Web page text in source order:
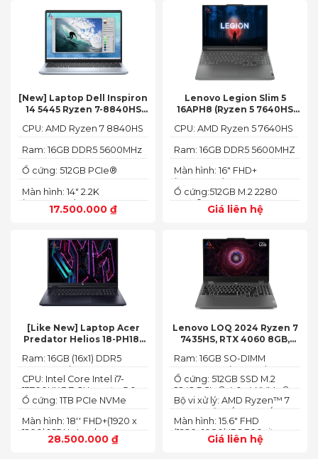
[New] Laptop Dell Inspiron
14 5445 Ryzen 7-8840HS
Radeon 780M Màn 14inch
17.500.000 ₫
Màn hình: 14" 2.2K
(2240X1400)
Ổ cứng: 512GB PCIe®
Ram: 16GB DDR5 5600MHz
CPU: AMD Ryzen 7 8840HS
Lenovo Legion Slim 5
16APH8 (Ryzen 5 7640HS
4060 16″ FHD+ 144Hz)
Giá liên hệ
Ổ cứng:512GB M.2 2280
PCIe® 4.0 x4 SSD
Màn hình: 16" FHD+
(1920x1200) IPS
Ram: 16GB DDR5 5600MHZ
CPU: AMD Ryzen 5 7640HS
[Like New] Laptop Acer
Predator Helios 18-PH18-
13700HX, RTX 4060 8GB,
16GB, SSD 1TB, 18″ FHD+
165HZ)
28.500.000 ₫
Màn hình: 18'' FHD+(1920 x
1200) 165 Hz In-plane
Switching (IPS)
Ổ cứng: 1TB PCIe NVMe
CPU: Intel Core Intel i7-
13700HX 3.7 GHz up to 5.0
GHz 30MB
Ram: 16GB (16x1) DDR5
4800MHz (2x SO-DIMM
socket, up to 32GB
Lenovo LOQ 2024 Ryzen 7
7435HS, RTX 4060 8GB,
144Hz, 100% sRGB
Giá liên hệ
Màn hình: 15.6" FHD
(1920x1080) IPS 300nits
Anti-glare, 100% sRGB,
Bộ vi xử lý: AMD Ryzen™ 7
74355HS (8C / 16T, 3.8 /
5.1GHz, 8MB L2 / 16MB L3)
Ổ cứng: 512GB SSD M.2
2242 PCIe® 4.0x4 NVMe®
(2 slots nvme)
Ram: 16GB SO-DIMM
DDR5-5600 (max 64)